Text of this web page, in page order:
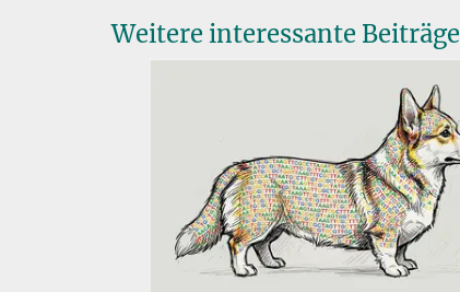
Weitere interessante Beiträge